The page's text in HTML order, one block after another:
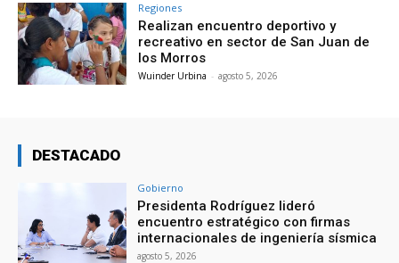
Regiones
Realizan encuentro deportivo y
recreativo en sector de San Juan de
los Morros
Wuinder Urbina - agosto 5, 2026
DESTACADO
Gobierno
Presidenta Rodríguez lideró
encuentro estratégico con firmas
internacionales de ingeniería sísmica
agosto 5, 2026